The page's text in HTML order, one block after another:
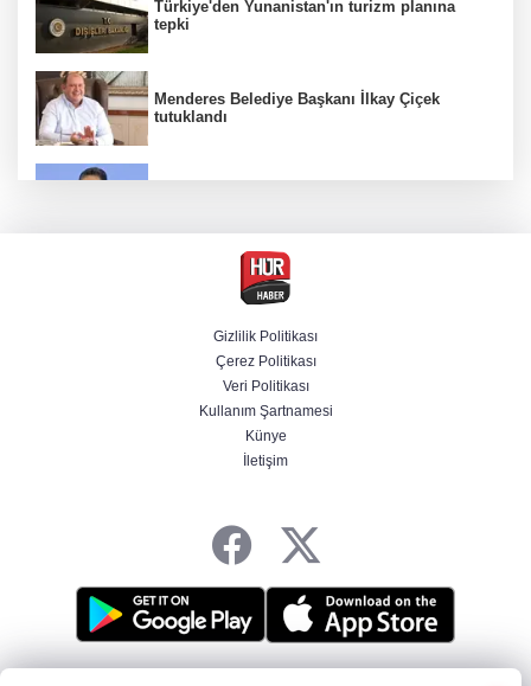
Türkiye'den Yunanistan'ın turizm planına
tepki
Menderes Belediye Başkanı İlkay Çiçek
tutuklandı
Hür Ağbaba soruşturmasında MASAK para
hareketlerini inceledi
Bakan Gürlek: Kanunda şehitleri incitecek
düzenleme yok
Gizlilik Politikası
Çerez Politikası
Veri Politikası
Kullanım Şartnamesi
Künye
İletişim